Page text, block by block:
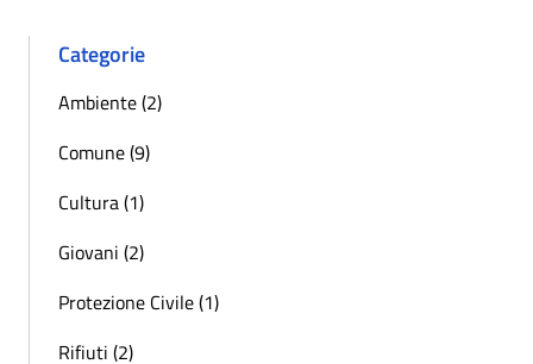
Categorie
Ambiente (2)
Comune (9)
Cultura (1)
Giovani (2)
Protezione Civile (1)
Rifiuti (2)